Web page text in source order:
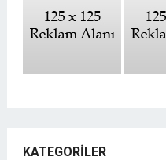
KATEGORILER